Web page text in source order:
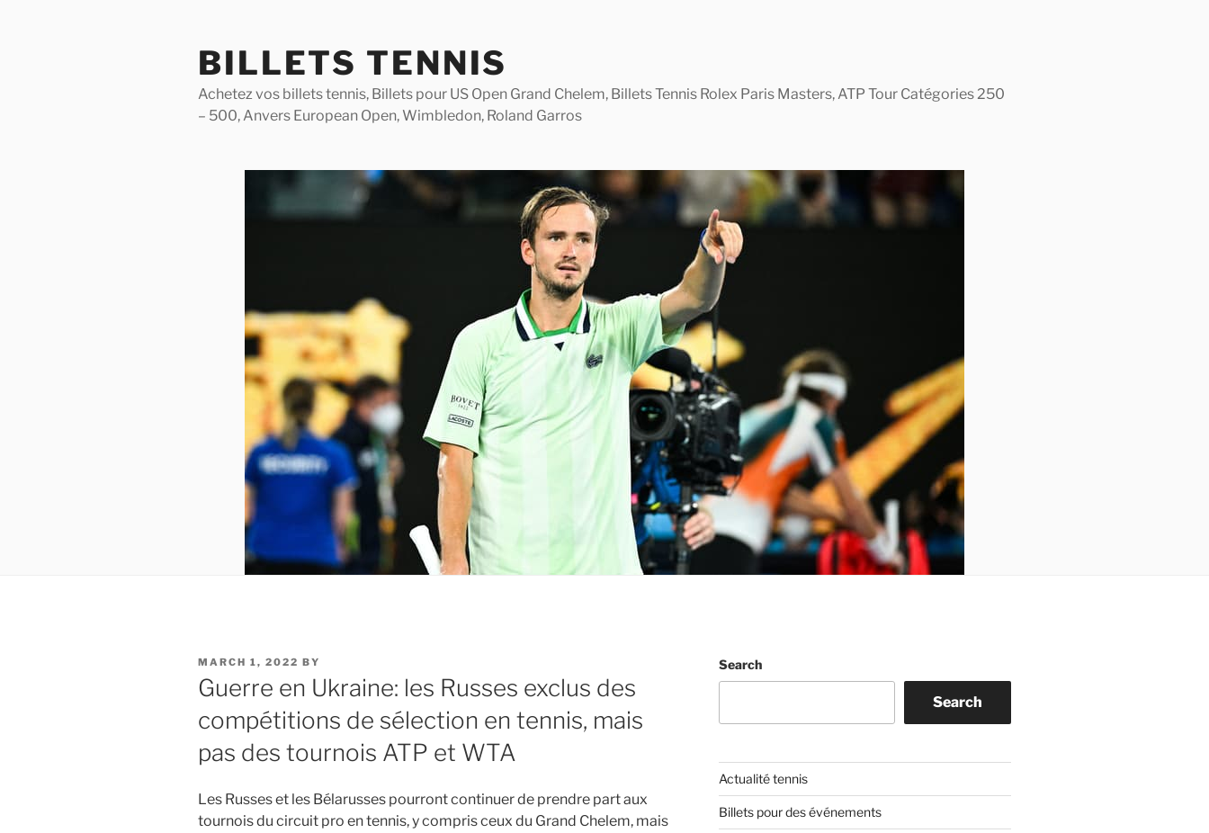
BILLETS TENNIS
Achetez vos billets tennis, Billets pour US Open Grand Chelem, Billets Tennis Rolex Paris Masters, ATP Tour Catégories 250
– 500, Anvers European Open, Wimbledon, Roland Garros
POSTED
ON
MARCH 1, 2022 BY
Guerre en Ukraine: les Russes exclus des
compétitions de sélection en tennis, mais
pas des tournois ATP et WTA
Les Russes et les Bélarusses pourront continuer de prendre part aux
tournois du circuit pro en tennis, y compris ceux du Grand Chelem, mais
Search
Search
Actualité tennis
Billets pour des événements